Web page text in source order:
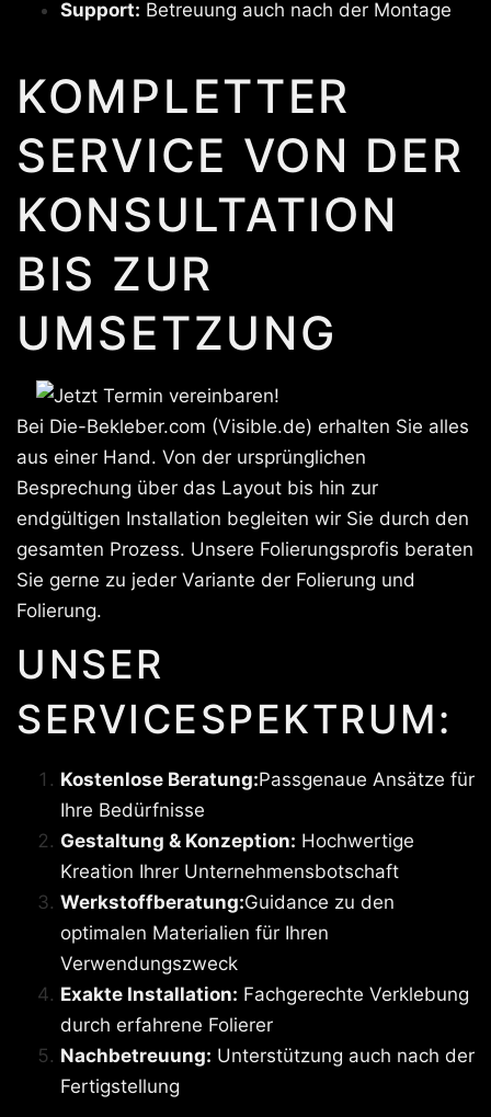
Support: Betreuung auch nach der Montage
KOMPLETTER
SERVICE VON DER
KONSULTATION
BIS ZUR
UMSETZUNG
Bei Die-Bekleber.com (Visible.de) erhalten Sie alles
aus einer Hand. Von der ursprünglichen
Besprechung über das Layout bis hin zur
endgültigen Installation begleiten wir Sie durch den
gesamten Prozess. Unsere Folierungsprofis beraten
Sie gerne zu jeder Variante der Folierung und
Folierung.
UNSER
SERVICESPEKTRUM:
Kostenlose Beratung:Passgenaue Ansätze für
Ihre Bedürfnisse
Gestaltung & Konzeption: Hochwertige
Kreation Ihrer Unternehmensbotschaft
Werkstoffberatung:Guidance zu den
optimalen Materialien für Ihren
Verwendungszweck
Exakte Installation: Fachgerechte Verklebung
durch erfahrene Folierer
Nachbetreuung: Unterstützung auch nach der
Fertigstellung